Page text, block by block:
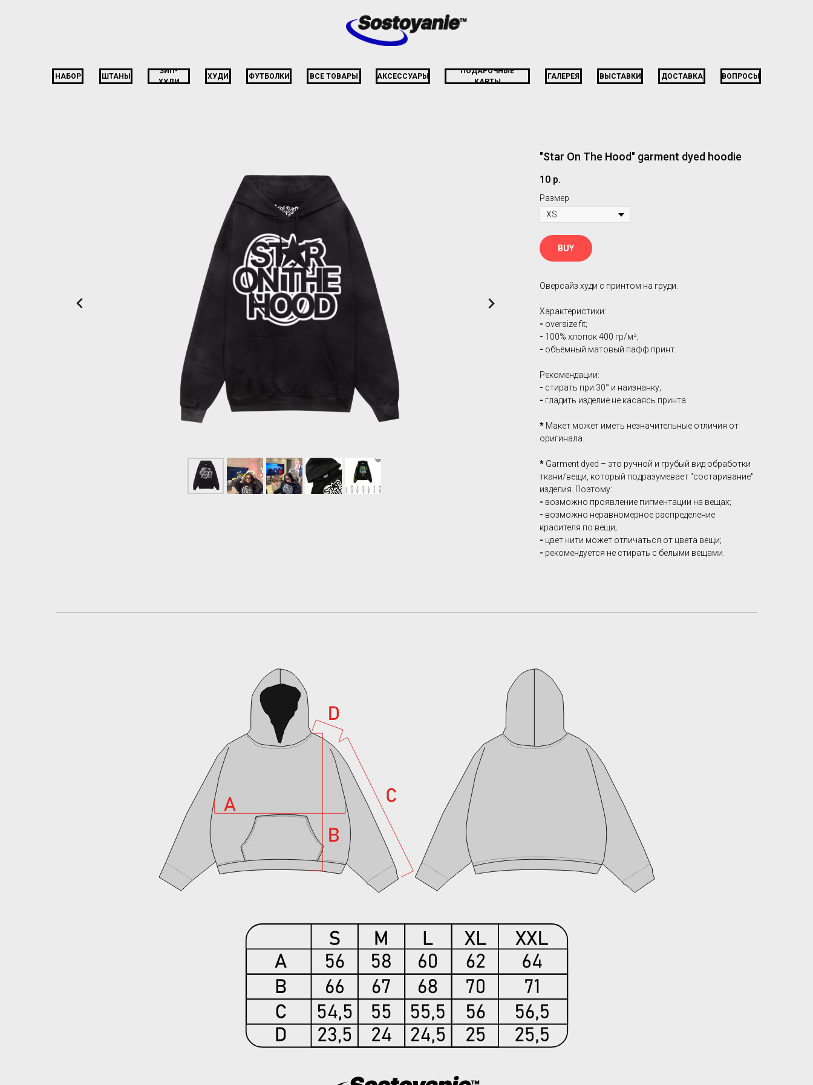
ВОПРОСЫ
ДОСТАВКА
ВЫСТАВКИ
НАБОР ШТАНЫ
ЗИП-
ХУДИ
ХУДИ ФУТБОЛКИ ВСЕ ТОВАРЫ АКСЕССУАРЫ
ПОДАРОЧНЫЕ
КАРТЫ
ГАЛЕРЕЯ
"Star On The Hood" garment dyed hoodie
10 р.
Размер
BUY
Оверсайз худи с принтом на груди.
Характеристики:
- oversize fit;
- 100% хлопок 400 гр/м²;
- объёмный матовый пафф принт.
Рекомендации:
- стирать при 30° и наизнанку;
- гладить изделие не касаясь принта.
* Макет может иметь незначительные отличия от
оригинала.
* Garment dyed – это ручной и грубый вид обработки
ткани/вещи, который подразумевает "состаривание"
изделия. Поэтому:
- возможно проявление пигментации на вещах;
- возможно неравномерное распределение
красителя по вещи;
- цвет нити может отличаться от цвета вещи;
- рекомендуется не стирать с белыми вещами.